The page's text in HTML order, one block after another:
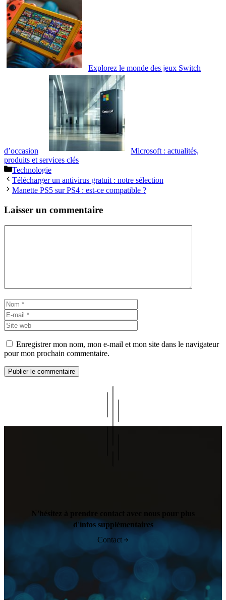
Explorez le monde des jeux Switch
d’occasion
Microsoft : actualités,
produits et services clés
Catégories
Technologie
Télécharger un antivirus gratuit : notre sélection
Manette PS5 sur PS4 : est-ce compatible ?
Laisser un commentaire
Nom
mail
web
Enregistrer mon nom, mon e-mail et mon site dans le navigateur
pour mon prochain commentaire.
N'hésitez à prendre contact avec nous pour plus
d'infos supplémentaires
Contact